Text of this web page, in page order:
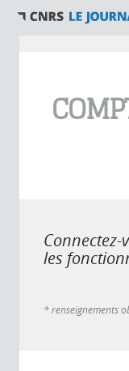
les
* renseignements